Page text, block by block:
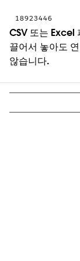
18923446
CSV 또는
끌어서 놓아도
않습니다.